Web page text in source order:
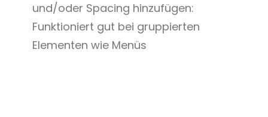
und/oder Spacing hinzufügen:
Funktioniert gut bei gruppierten
Elementen wie Menüs